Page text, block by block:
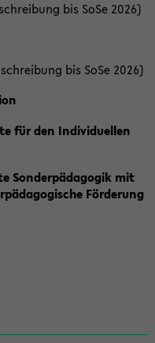
bis SoSe 2026)
bis SoSe 2026)
für den Individuellen
Sonderpädagogik mit
Förderung